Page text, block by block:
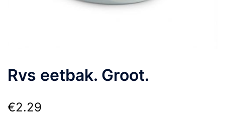
Rvs eetbak. Groot.
€2.29